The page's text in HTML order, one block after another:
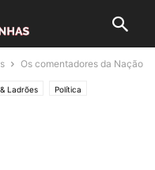
Os comentadores da Nação
Ladrões Política